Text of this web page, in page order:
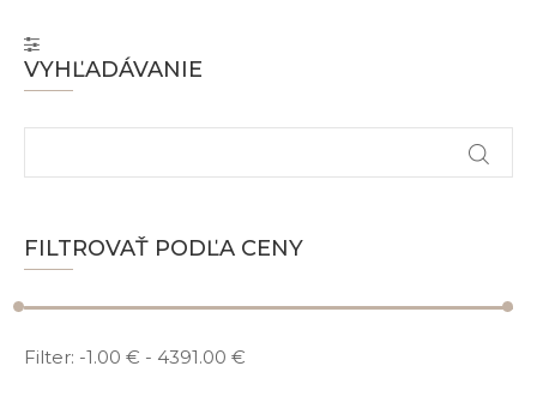
VYHĽADÁVANIE
FILTROVAŤ PODĽA CENY
Filter: -1.00 € - 4391.00 €